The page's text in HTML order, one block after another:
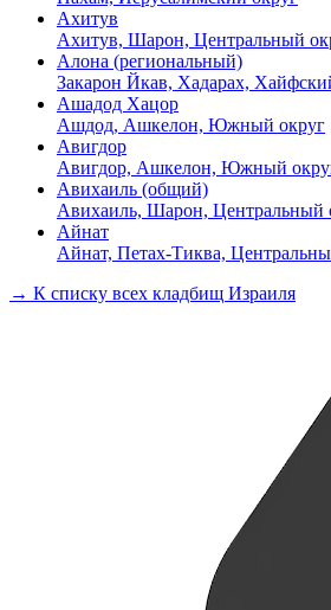
Ахитув
Ахитув, Шарон, Центральный
Алона (региональный)
Закарон Йкав, Хадарах,
Ашадод Хацор
Ашдод, Ашкелон, Южный округ
Авигдор
Авигдор, Ашкелон, Южный
Авихаиль (общий)
Авихаиль, Шарон, Центральный
Айнат
Айнат, Петах-Тиква,
→ К списку всех кладбищ Израиля